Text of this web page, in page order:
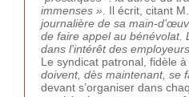
immenses » . Il écrit, citant
journalière de sa main-
de faire appel au bénévolat.
dans l’intérêt des
Le syndicat patronal, fidèle
doivent, dès maintenant, se
devant s’organiser dans